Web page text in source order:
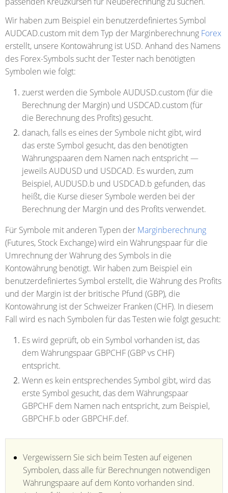
Wir haben zum Beispiel ein benutzerdefiniertes Symbol
AUDCAD.custom mit dem Typ der Marginberechnung Forex
erstellt, unsere Kontowährung ist USD. Anhand des Namens
des Forex-Symbols sucht der Tester nach benötigten
Symbolen wie folgt:
zuerst werden die Symbole AUDUSD.custom (für die
Berechnung der Margin) und USDCAD.custom (für
die Berechnung des Profits) gesucht.
danach, falls es eines der Symbole nicht gibt, wird
das erste Symbol gesucht, das den benötigten
Währungspaaren dem Namen nach entspricht —
jeweils AUDUSD und USDCAD. Es wurden, zum
Beispiel, AUDUSD.b und USDCAD.b gefunden, das
heißt, die Kurse dieser Symbole werden bei der
Berechnung der Margin und des Profits verwendet.
Für Symbole mit anderen Typen der Marginberechnung
(Futures, Stock Exchange) wird ein Währungspaar für die
Umrechnung der Währung des Symbols in die
Kontowährung benötigt. Wir haben zum Beispiel ein
benutzerdefiniertes Symbol erstellt, die Währung des Profits
und der Margin ist der britische Pfund (GBP), die
Kontowährung ist der Schweizer Franken (CHF). In diesem
Fall wird es nach Symbolen für das Testen wie folgt gesucht:
Es wird geprüft, ob ein Symbol vorhanden ist, das
dem Währungspaar GBPCHF (GBP vs CHF)
entspricht.
Wenn es kein entsprechendes Symbol gibt, wird das
erste Symbol gesucht, das dem Währungspaar
GBPCHF dem Namen nach entspricht, zum Beispiel,
GBPCHF.b oder GBPCHF.def.
Vergewissern Sie sich beim Testen auf eigenen
Symbolen, dass alle für Berechnungen notwendigen
Währungspaare auf dem Konto vorhanden sind.